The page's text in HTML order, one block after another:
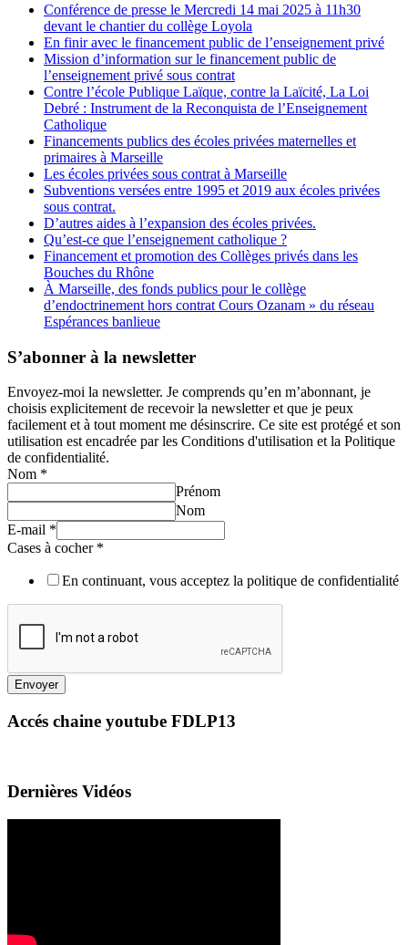
Conférence de presse le Mercredi 14 mai 2025 à 11h30
devant le chantier du collège Loyola
En finir avec le financement public de l’enseignement privé
Mission d’information sur le financement public de
l’enseignement privé sous contrat
Contre l’école Publique Laïque, contre la Laïcité, La Loi
Debré : Instrument de la Reconquista de l’Enseignement
Catholique
Financements publics des écoles privées maternelles et
primaires à Marseille
Les écoles privées sous contrat à Marseille
Subventions versées entre 1995 et 2019 aux écoles privées
sous contrat.
D’autres aides à l’expansion des écoles privées.
Qu’est-ce que l’enseignement catholique ?
Financement et promotion des Collèges privés dans les
Bouches du Rhône
À Marseille, des fonds publics pour le collège
d’endoctrinement hors contrat Cours Ozanam » du réseau
Espérances banlieue
S’abonner à la newsletter
Envoyez-moi la newsletter. Je comprends qu’en m’abonnant, je
choisis explicitement de recevoir la newsletter et que je peux
facilement et à tout moment me désinscrire. Ce site est protégé et son
utilisation est encadrée par les Conditions d'utilisation et la Politique
de confidentialité.
Nom *
Prénom
Nom
E-mail *
Cases à cocher *
En continuant, vous acceptez la politique de confidentialité
Envoyer
Accés chaine youtube FDLP13
Dernières Vidéos